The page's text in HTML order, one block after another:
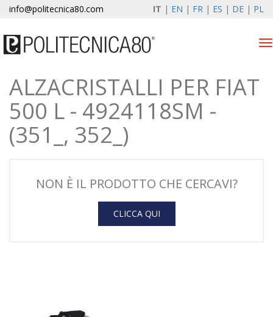
info@politecnica80.com IT | EN | FR | ES | DE | PL
venerdì 7 agosto 2026
Alzacristalli elettrici
News & Eventi
Contatti
ALZACRISTALLI PER FIAT
500 L - 4924118SM -
(351_, 352_)
NON È IL PRODOTTO CHE CERCAVI?
CLICCA QUI